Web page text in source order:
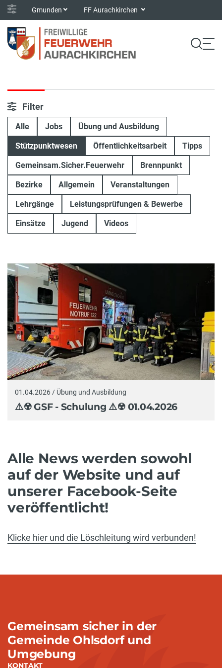
Gmunden FF Aurachkirchen
Filter
Alle Jobs Übung und Ausbildung
Stützpunktwesen Öffentlichkeitsarbeit Tipps
Gemeinsam.Sicher.Feuerwehr Brennpunkt
Bezirke Allgemein Veranstaltungen
Lehrgänge Leistungsprüfungen & Bewerbe
Einsätze Jugend Videos
01.04.2026 / Übung und Ausbildung
⚠️☢️ GSF - Schulung ⚠️☢️ 01.04.2026
Alle News werden sowohl
auf der Website und auf
unserer Facebook-Seite
veröffentlicht!
Klicke hier und die Löschleitung wird verbunden!
Gemeinsam sicher in der
Gemeinde Ohlsdorf und
Umgebung
KONTAKT